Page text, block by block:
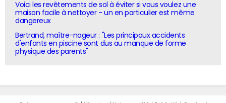
Voici les revêtements de sol à éviter si vous voulez une
maison facile à nettoyer - un en particulier est même
dangereux
Bertrand, maître-nageur : "Les principaux accidents
d'enfants en piscine sont dus au manque de forme
physique des parents"